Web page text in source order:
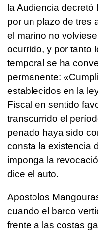
la Audiencia
por un plazo de tres
el marino no
ocurrido, y por tanto
temporal se ha
permanente:
establecidos en la
Fiscal en sentido
transcurrido el
penado haya sido
consta la existencia
imponga la
dice el auto.
Apostolos
cuando el barco
frente a las costas